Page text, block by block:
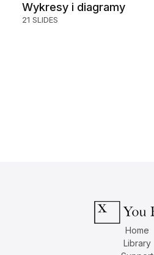
Wykresy i diagramy
21 SLIDES
Home
Library